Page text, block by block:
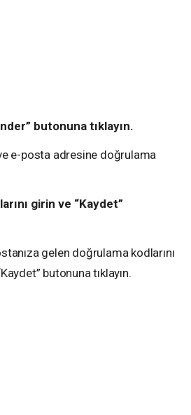
butonuna tıklayın.
e-posta adresine doğrulama
girin ve “Kaydet”
gelen doğrulama kodlarını
butonuna tıklayın.